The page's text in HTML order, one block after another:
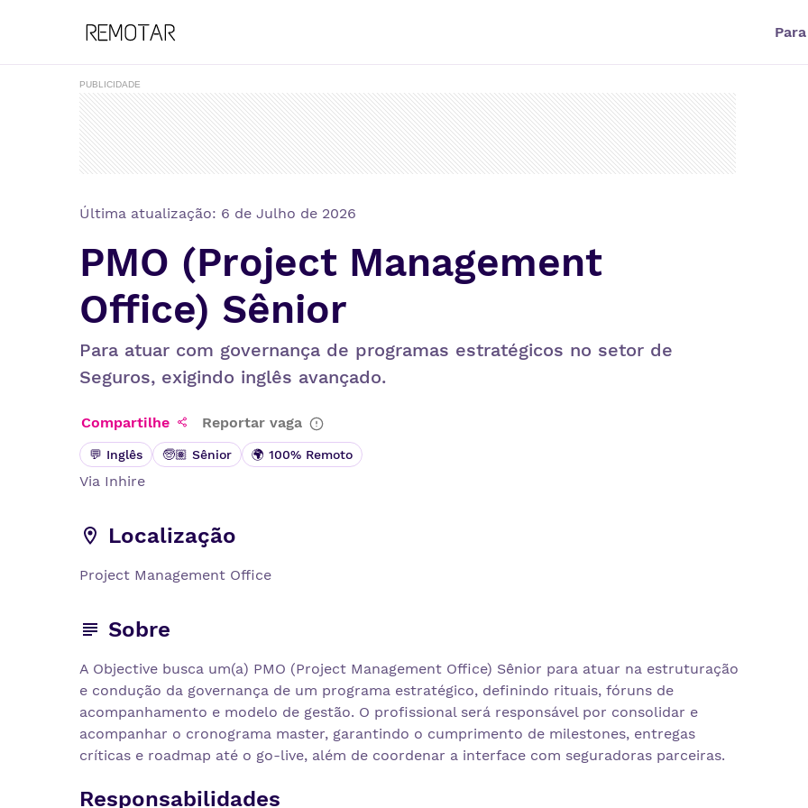
PUBLICIDADE
Última atualização: 6 de Julho de 2026
PMO (Project Management
Office) Sênior
Para atuar com governança de programas estratégicos no setor de
Seguros, exigindo inglês avançado.
Compartilhe Reportar vaga
💬 Inglês 🧓🏽 Sênior 🌍 100% Remoto
Via Inhire
Localização
Project Management Office
Sobre
A Objective busca um(a) PMO (Project Management Office) Sênior para atuar na estruturação
e condução da governança de um programa estratégico, definindo rituais, fóruns de
acompanhamento e modelo de gestão. O profissional será responsável por consolidar e
acompanhar o cronograma master, garantindo o cumprimento de milestones, entregas
críticas e roadmap até o go-live, além de coordenar a interface com seguradoras parceiras.
Responsabilidades